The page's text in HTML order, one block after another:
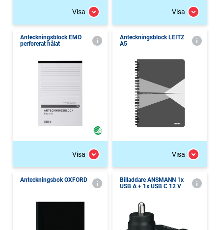
Visa Visa
Anteckningsblock EMO
perforerat hålat
Visa
Anteckningsblock LEITZ
A5
Visa
Anteckningsbok OXFORD
Billaddare ANSMANN 1x
USB A + 1x USB C 12 V